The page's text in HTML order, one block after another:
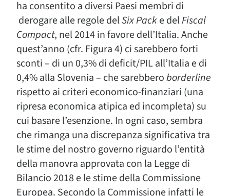
ha consentito a diversi Paesi membri di
derogare alle regole delSix Packe delFiscal
Compact, nel 2014 in favore dell’Italia. Anche
quest’anno (cfr. Figura 4) ci sarebbero forti
sconti – di un 0,3% di deficit/PIL all’Italia e di
0,4% alla Slovenia – che sarebberoborderline
rispetto ai criteri economico-finanziari (una
ripresa economica atipica ed incompleta) su
cui basare l’esenzione. In ogni caso, sembra
che rimanga una discrepanza significativa tra
le stime del nostro governo riguardo l’entità
della manovra approvata con la Legge di
Bilancio 2018 e le stime della Commissione
Europea. Secondo la Commissione infatti le